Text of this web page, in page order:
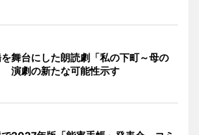
を舞台にした朗読劇「私の下町～母の
演劇の新たな可能性示す